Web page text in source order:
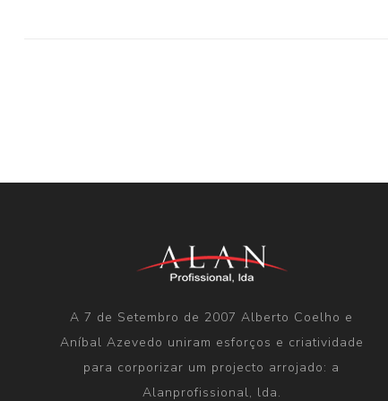
A 7 de Setembro de 2007 Alberto Coelho e
Aníbal Azevedo uniram esforços e criatividade
para corporizar um projecto arrojado: a
Alanprofissional, lda.